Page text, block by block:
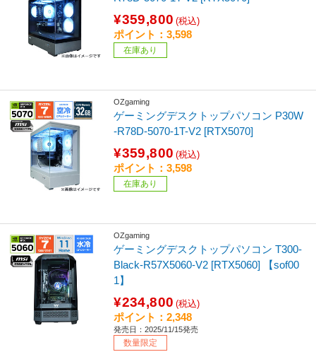
¥359,800 (税込)
ポイント：3,598
在庫あり
OZgaming
ゲーミングデスクトップパソコン P30W
-R78D-5070-1T-V2 [RTX5070]
¥359,800 (税込)
ポイント：3,598
在庫あり
OZgaming
ゲーミングデスクトップパソコン T300-
Black-R57X5060-V2 [RTX5060] 【sof00
1】
¥234,800 (税込)
ポイント：2,348
発売日：2025/11/15発売
数量限定